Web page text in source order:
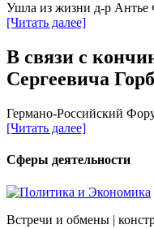
Ушла из жизни д-р
[Читать далее]
В связи с
Сергеевича
Германо-Российский
[Читать далее]
Сферы деятельности
Встречи и обмены |